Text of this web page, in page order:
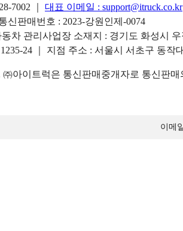
7002 대표 이메일 : support@itruck.co.kr
통신판매번호 : 2023-강원인제-0074
차 관리사업장 소재지 : 경기도 화성시
24 ｜ 지점 주소 : 서울시 서초구 동작
아이트럭은 통신판매중개자로 통신판
이메